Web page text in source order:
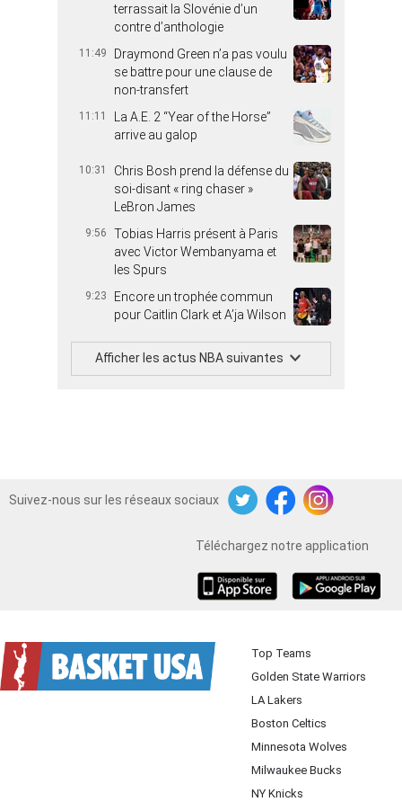
terrassait la Slovénie d’un
contre d’anthologie
11:49
Draymond Green n’a pas voulu
se battre pour une clause de
non-transfert
11:11
La A.E. 2 “Year of the Horse”
arrive au galop
10:31
Chris Bosh prend la défense du
soi-disant « ring chaser »
LeBron James
9:56
Tobias Harris présent à Paris
avec Victor Wembanyama et
les Spurs
9:23
Encore un trophée commun
pour Caitlin Clark et A’ja Wilson
Afficher les actus NBA suivantes
Suivez-nous sur les réseaux sociaux
TwitterFacebookInstagram
Téléchargez notre application
Top Teams
Golden State Warriors
LA Lakers
Boston Celtics
Minnesota Wolves
Milwaukee Bucks
NY Knicks